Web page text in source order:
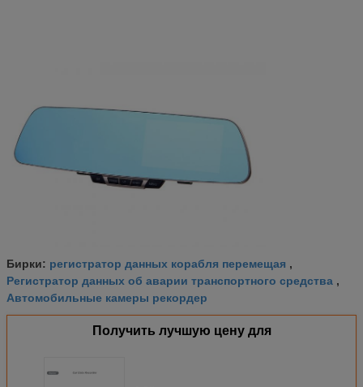
Бирки: регистратор данных корабля перемещая ,
Регистратор данных об аварии транспортного средства ,
Автомобильные камеры рекордер
Получить лучшую цену для